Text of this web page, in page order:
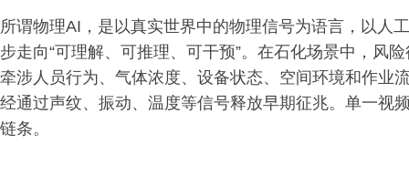
所谓物理AI，是以真实世界中的物理信号为语言，以人
步走向“可理解、可推理、可干预”。在石化场景中，风
牵涉人员行为、气体浓度、设备状态、空间环境和作业
经通过声纹、振动、温度等信号释放早期征兆。单一视
链条。